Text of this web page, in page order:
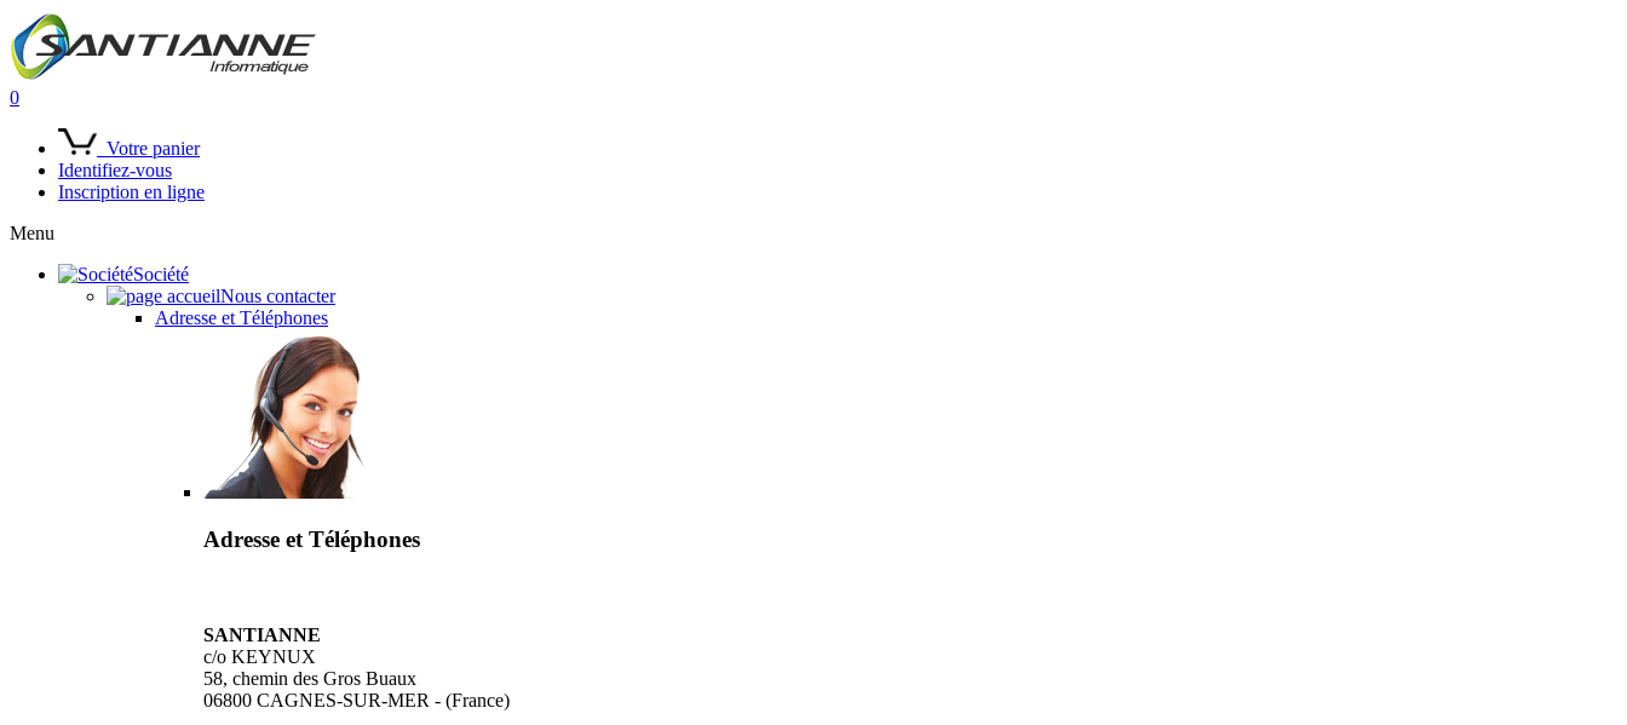
0
Votre panier
Identifiez-vous
Inscription en ligne
Menu
Société
Nous contacter
Adresse et Téléphones
Adresse et Téléphones
SANTIANNE
c/o KEYNUX
58, chemin des Gros Buaux
06800 CAGNES-SUR-MER - (France)